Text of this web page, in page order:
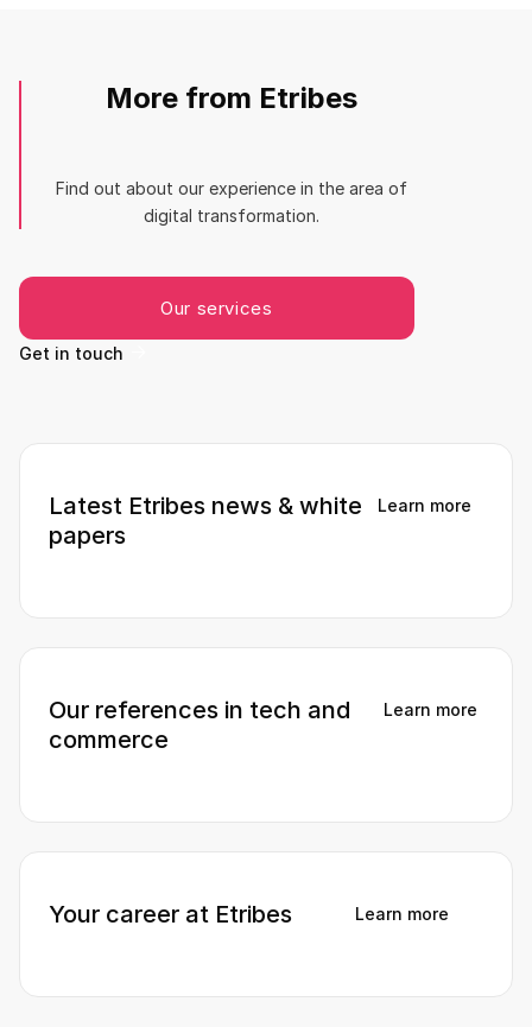
More from Etribes
Find out about our experience in the area of
digital transformation.
Our services
Get in touch
Latest Etribes news & white
papers
Learn more
Our references in tech and
commerce
Learn more
Your career at Etribes Learn more